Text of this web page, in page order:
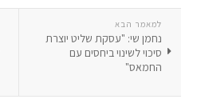
למאמר הבא
נחמן שי: "עסקת שליט יוצרת
סיכוי לשינוי ביחסים עם
החמאס"